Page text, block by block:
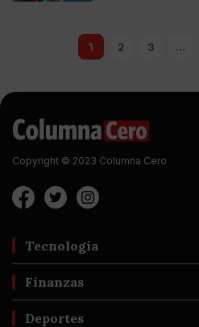
1 2 3 …
Copyright © 2023 Columna Cero
Tecnología
Finanzas
Deportes